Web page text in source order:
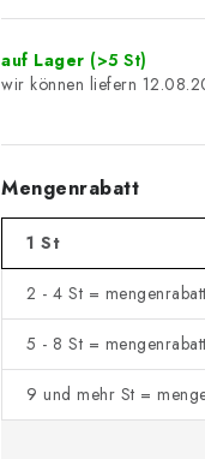
auf Lager (>5 St)
Mengenrabatt
1 St
2 - 4 St =
5 - 8 St =
9 und mehr St =